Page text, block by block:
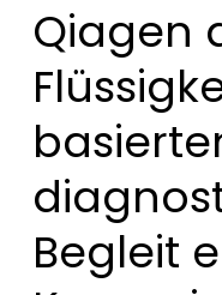
Qiagen
Begleit